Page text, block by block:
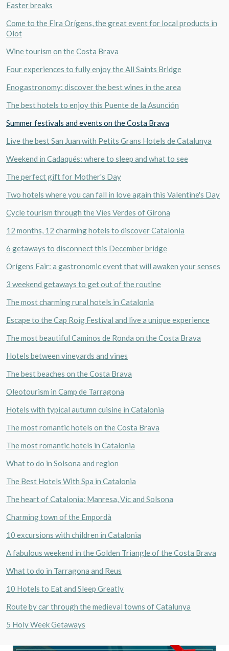
Easter breaks
Come to the Fira Orígens, the great event for local products in
Olot
Wine tourism on the Costa Brava
Four experiences to fully enjoy the All Saints Bridge
Enogastronomy: discover the best wines in the area
The best hotels to enjoy this Puente de la Asunción
Summer festivals and events on the Costa Brava
Live the best San Juan with Petits Grans Hotels de Catalunya
Weekend in Cadaqués: where to sleep and what to see
The perfect gift for Mother's Day
Two hotels where you can fall in love again this Valentine's Day
Cycle tourism through the Vies Verdes of Girona
12 months, 12 charming hotels to discover Catalonia
6 getaways to disconnect this December bridge
Orígens Fair: a gastronomic event that will awaken your senses
3 weekend getaways to get out of the routine
The most charming rural hotels in Catalonia
Escape to the Cap Roig Festival and live a unique experience
The most beautiful Caminos de Ronda on the Costa Brava
Hotels between vineyards and vines
The best beaches on the Costa Brava
Oleotourism in Camp de Tarragona
Hotels with typical autumn cuisine in Catalonia
The most romantic hotels on the Costa Brava
The most romantic hotels in Catalonia
What to do in Solsona and region
The Best Hotels With Spa in Catalonia
The heart of Catalonia: Manresa, Vic and Solsona
Charming town of the Empordà
10 excursions with children in Catalonia
A fabulous weekend in the Golden Triangle of the Costa Brava
What to do in Tarragona and Reus
10 Hotels to Eat and Sleep Greatly
Route by car through the medieval towns of Catalunya
5 Holy Week Getaways